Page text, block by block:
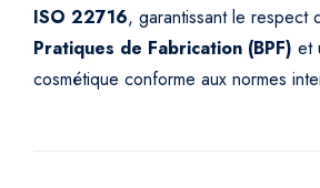
ISO 22716, garantissant le respect
Pratiques de Fabrication (BPF) et
cosmétique conforme aux normes